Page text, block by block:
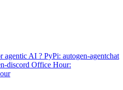
AI ? PyPi: autogen-agentchat
discord Office Hour: